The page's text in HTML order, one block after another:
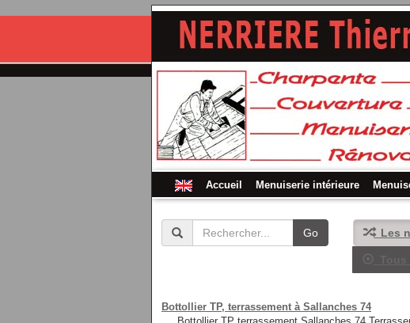
Accueil Menuiserie intérieure
Go Les
Bottollier TP, terrassement à Sallanches 74